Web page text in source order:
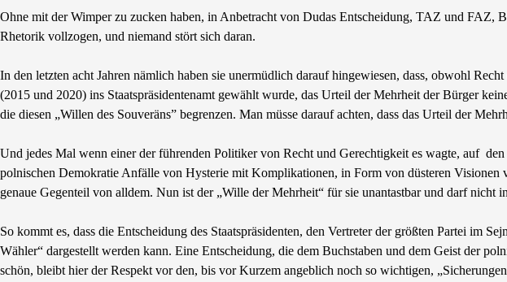
Ohne mit der Wimper zu zucken haben, in Anbetracht von Dudas Entscheidung, TAZ und FAZ,
Rhetorik vollzogen, und niemand stört sich daran.
In den letzten acht Jahren nämlich haben sie unermüdlich darauf hingewiesen, dass, obwohl
(2015 und 2020) ins Staatspräsidentenamt gewählt wurde, das Urteil der Mehrheit der Bürger
die diesen „Willen des Souveräns” begrenzen. Man müsse darauf achten, dass das Urteil der
Und jedes Mal wenn einer der führenden Politiker von Recht und Gerechtigkeit es wagte, auf
polnischen Demokratie Anfälle von Hysterie mit Komplikationen, in Form von düsteren Visionen
genaue Gegenteil von alldem. Nun ist der „Wille der Mehrheit“ für sie unantastbar und darf nicht
So kommt es, dass die Entscheidung des Staatspräsidenten, den Vertreter der größten Partei im
Wähler“ dargestellt werden kann. Eine Entscheidung, die dem Buchstaben und dem Geist der
schön, bleibt hier der Respekt vor den, bis vor Kurzem angeblich noch so wichtigen,